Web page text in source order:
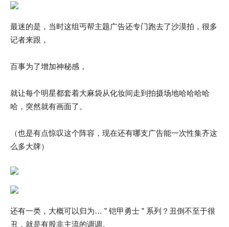
最迷的是，当时这组丐帮主题广告还专门跑去了沙漠拍，很多
记者来跟，
百事为了增加神秘感，
就让每个明星都套着大麻袋从化妆间走到拍摄场地哈哈哈哈
哈，突然就有画面了。
（也是有点惊叹这个阵容，现在还有哪支广告能一次性集齐这
么多大牌）
还有一类，大概可以归为… ” 铠甲勇士 ” 系列？丑倒不至于很
丑，就是有股非主流的调调。